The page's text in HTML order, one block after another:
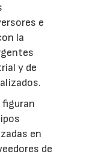
e
la
y de
en
de